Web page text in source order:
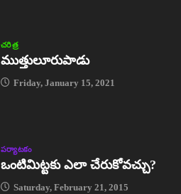
చరిత్ర
ముత్తులూరుపాడు
Friday, January 15, 2021
పర్యాటకం
ఒంటిమిట్టకు ఎలా చేరుకోవచ్చు?
Saturday, February 21, 2015